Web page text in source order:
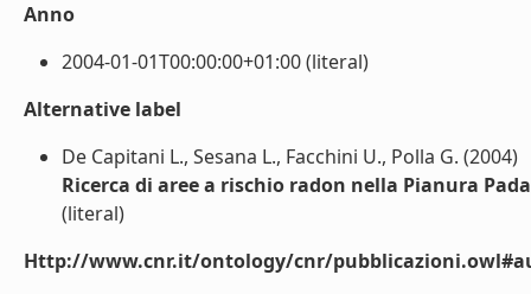
Anno
2004-01-01T00:00:00+01:00 (literal)
Alternative label
De Capitani L., Sesana L., Facchini U., Polla G. (2004)
Ricerca di aree a rischio radon nella Pianura
(literal)
Http://www.cnr.it/ontology/cnr/